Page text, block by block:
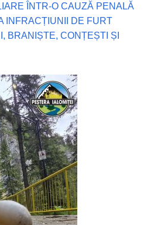
ÎNTR-O CAUZĂ PENALĂ
INFRACȚIUNII DE FURT
BRANIȘTE, CONȚEȘTI ȘI